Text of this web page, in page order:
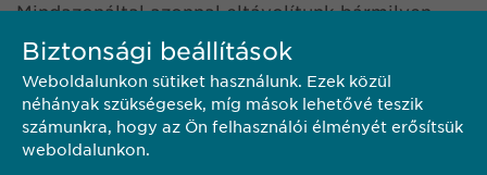
Mindazonáltal azonnal eltávolítunk bármilyen
hivatkozást, amint tudomásunkra jut, hogy az
törvénysértő.
Biztonsági beállítások
Weboldalunkon sütiket használunk. Ezek közül
néhányak szükségesek, míg mások lehetővé teszik
számunkra, hogy az Ön felhasználói élményét erősítsük
weboldalunkon.